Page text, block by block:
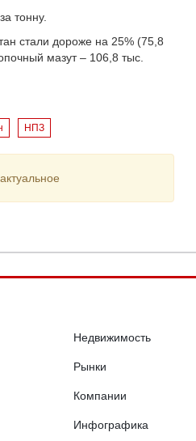
тонну.
стали дороже на 25% (75,8
мазут – 106,8 тыс.
НПЗ
Недвижимость
Рынки
Компании
Инфографика